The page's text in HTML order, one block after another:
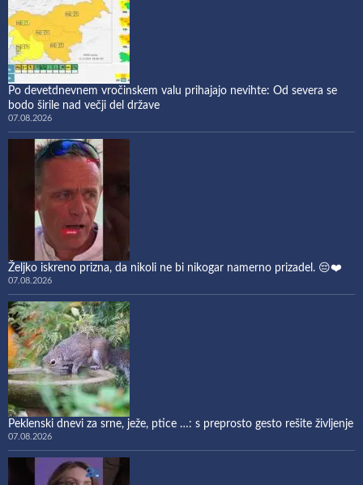
Po devetdnevnem vročinskem valu prihajajo nevihte: Od severa se
bodo širile nad večji del države
07.08.2026
Željko iskreno prizna, da nikoli ne bi nikogar namerno prizadel. 😔❤️
07.08.2026
Peklenski dnevi za srne, ježe, ptice …: s preprosto gesto rešite življenje
07.08.2026